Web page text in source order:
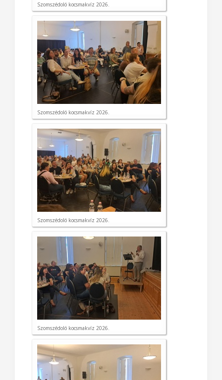
Szomszédoló kocsmakvíz 2026.
Szomszédoló kocsmakvíz 2026.
Szomszédoló kocsmakvíz 2026.
Szomszédoló kocsmakvíz 2026.